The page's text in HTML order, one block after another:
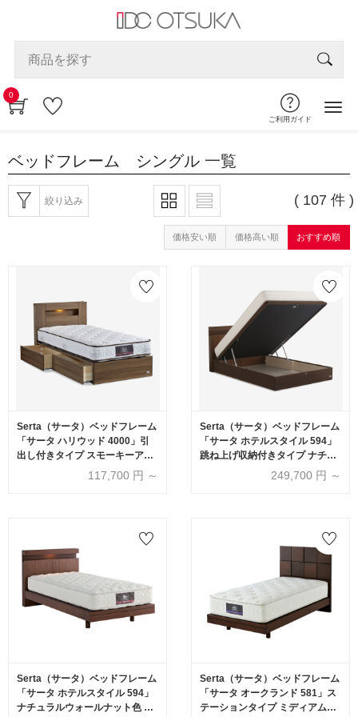
0
ご利用ガイド
ベッドフレーム シングル 一覧
絞り込み ( 107 件 )
価格安い順 価格高い順 おすすめ順
Serta（サータ）ベッドフレーム
「サータ ハリウッド 4000」引
出し付きタイプ スモーキーアッ
117,700 円 ～
Serta（サータ）ベッドフレーム
「サータ ホテルスタイル 594」
跳ね上げ収納付きタイプ ナチュ
ラルウォールナット色(※要マッ
トレス重量確認)【受注生産品】
249,700 円 ～
Serta（サータ）ベッドフレーム
「サータ ホテルスタイル 594」
ナチュラルウォールナット色 全
Serta（サータ）ベッドフレーム
「サータ オークランド 581」ス
テーションタイプ ミディアムウ